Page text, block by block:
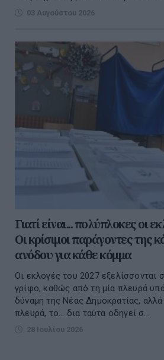
03 Αυγούστου 2026
Γιατί είναι... πολύπλοκες οι
Οι κρίσιμοι παράγοντες της
ανόδου για κάθε κόμμα
Οι εκλογές του 2027 εξελίσσονται
γρίφο, καθώς από τη μία πλευρά
δύναμη της Νέας Δημοκρατίας,
πλευρά, το... δια ταύτα οδηγεί σ...
28 Ιουλίου 2026